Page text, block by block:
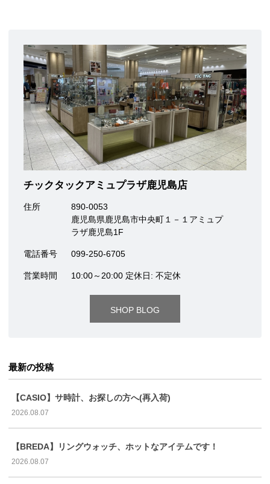
チックタックアミュプラザ鹿児島店
住所
890-0053
鹿児島県鹿児島市中央町１－１アミュプ
ラザ鹿児島1F
電話番号 099-250-6705
営業時間 10:00～20:00 定休日: 不定休
SHOP BLOG
最新の投稿
【CASIO】サ時計、お探しの方へ(再入荷)
2026.08.07
【BREDA】リングウォッチ、ホットなアイテムです！
2026.08.07